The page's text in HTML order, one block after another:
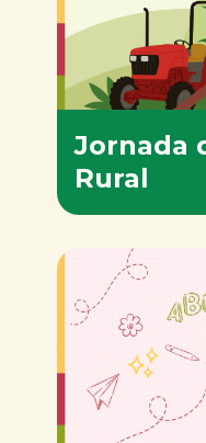
Jornada
Rural